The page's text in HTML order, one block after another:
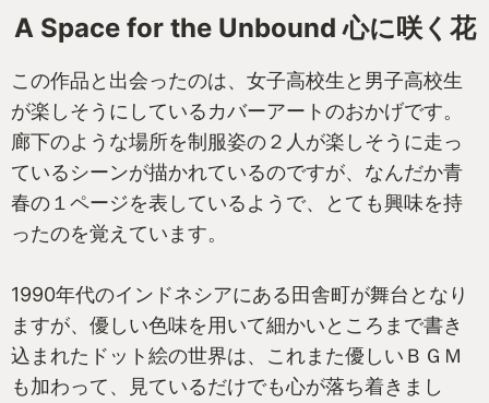
A Space for the Unbound 心に咲く花
この作品と出会ったのは、女子高校生と男子高校生
が楽しそうにしているカバーアートのおかげです。
廊下のような場所を制服姿の２人が楽しそうに走っ
ているシーンが描かれているのですが、なんだか青
春の１ページを表しているようで、とても興味を持
ったのを覚えています。
1990年代のインドネシアにある田舎町が舞台となり
ますが、優しい色味を用いて細かいところまで書き
込まれたドット絵の世界は、これまた優しいＢＧＭ
も加わって、見ているだけでも心が落ち着きまし